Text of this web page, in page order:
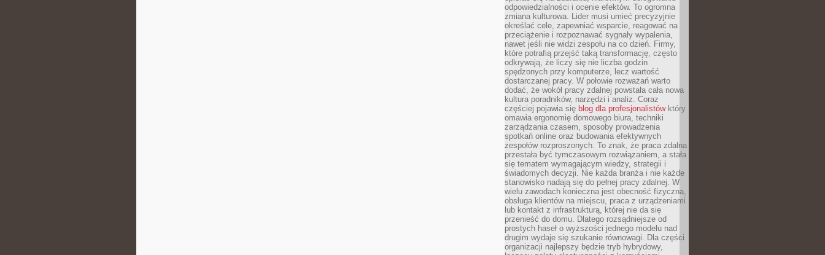
odpowiedzialności i ocenie efektów. To ogromna
zmiana kulturowa. Lider musi umieć precyzyjnie
określać cele, zapewniać wsparcie, reagować na
przeciążenie i rozpoznawać sygnały wypalenia,
nawet jeśli nie widzi zespołu na co dzień. Firmy,
które potrafią przejść taką transformację, często
odkrywają, że liczy się nie liczba godzin
spędzonych przy komputerze, lecz wartość
dostarczanej pracy. W połowie rozważań warto
dodać, że wokół pracy zdalnej powstała cała nowa
kultura poradników, narzędzi i analiz. Coraz
częściej pojawia się blog dla profesjonalistówktóry
omawia ergonomię domowego biura, techniki
zarządzania czasem, sposoby prowadzenia
spotkań online oraz budowania efektywnych
zespołów rozproszonych. To znak, że praca zdalna
przestała być tymczasowym rozwiązaniem, a stała
się tematem wymagającym wiedzy, strategii i
świadomych decyzji. Nie każda branża i nie każde
stanowisko nadają się do pełnej pracy zdalnej. W
wielu zawodach konieczna jest obecność fizyczna,
obsługa klientów na miejscu, praca z urządzeniami
lub kontakt z infrastrukturą, której nie da się
przenieść do domu. Dlatego rozsądniejsze od
prostych haseł o wyższości jednego modelu nad
drugim wydaje się szukanie równowagi. Dla części
organizacji najlepszy będzie tryb hybrydowy,